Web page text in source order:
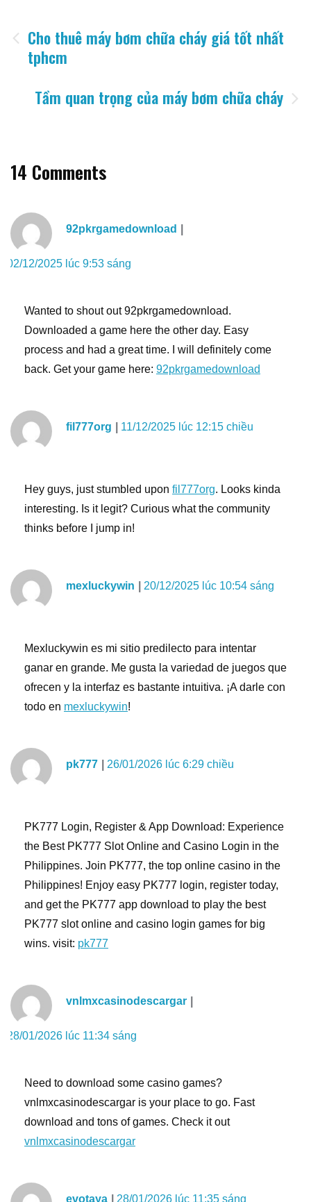
Điều
hướng
bài
Cho thuê máy bơm chữa cháy giá tốt nhất
tphcm
Tầm quan trọng của máy bơm chữa cháy
14 Comments
92pkrgamedownload
02/12/2025 lúc 9:53 sáng
Wanted to shout out 92pkrgamedownload.
Downloaded a game here the other day. Easy
process and had a great time. I will definitely come
back. Get your game here: 92pkrgamedownload
fil777org 11/12/2025 lúc 12:15 chiều
Hey guys, just stumbled upon fil777org. Looks kinda
interesting. Is it legit? Curious what the community
thinks before I jump in!
mexluckywin 20/12/2025 lúc 10:54 sáng
Mexluckywin es mi sitio predilecto para intentar
ganar en grande. Me gusta la variedad de juegos que
ofrecen y la interfaz es bastante intuitiva. ¡A darle con
todo en mexluckywin!
pk777 26/01/2026 lúc 6:29 chiều
PK777 Login, Register & App Download: Experience
the Best PK777 Slot Online and Casino Login in the
Philippines. Join PK777, the top online casino in the
Philippines! Enjoy easy PK777 login, register today,
and get the PK777 app download to play the best
PK777 slot online and casino login games for big
wins. visit: pk777
vnlmxcasinodescargar
28/01/2026 lúc 11:34 sáng
Need to download some casino games?
vnlmxcasinodescargar is your place to go. Fast
download and tons of games. Check it out
vnlmxcasinodescargar
evotaya 28/01/2026 lúc 11:35 sáng